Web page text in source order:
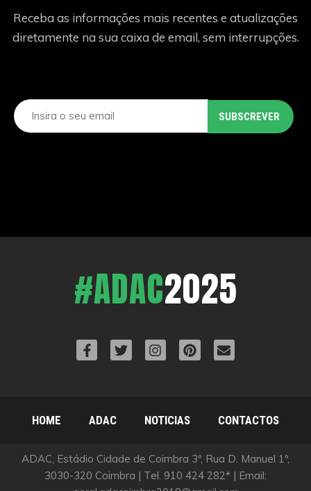
Receba as informações mais recentes e atualizações
diretamente na sua caixa de email, sem interrupções.
#ADAC2025
HOME ADAC NOTICIAS CONTACTOS
ADAC, Estádio Cidade de Coimbra 3º, Rua D. Manuel 1º,
3030-320 Coimbra | Tel. 910 424 282* | Email: